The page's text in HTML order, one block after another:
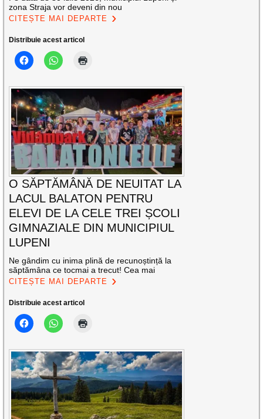
zona Straja vor deveni din nou
CITEȘTE MAI DEPARTE
Distribuie acest articol
O SĂPTĂMÂNĂ DE NEUITAT LA
LACUL BALATON PENTRU
ELEVI DE LA CELE TREI ȘCOLI
GIMNAZIALE DIN MUNICIPIUL
LUPENI
Ne gândim cu inima plină de recunoștință la
săptămâna ce tocmai a trecut! Cea mai
CITEȘTE MAI DEPARTE
Distribuie acest articol